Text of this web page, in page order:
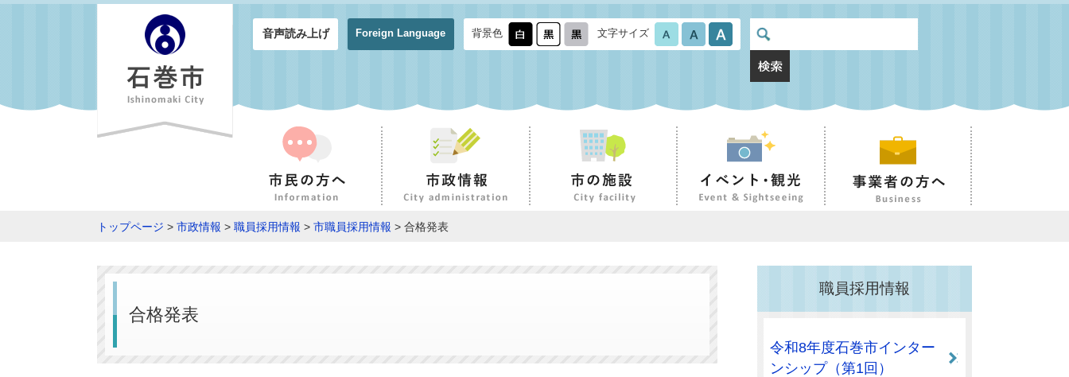
音声読み上げ Foreign Language 背景色 文字サイズ
トップページ > 市政情報 > 職員採用情報 > 市職員採用情報 > 合格発表
合格発表
職員採用情報
令和8年度石巻市インター
ンシップ（第1回）